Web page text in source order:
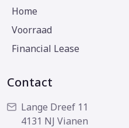
Home
Voorraad
Financial Lease
Contact
Lange Dreef 11
4131 NJ Vianen